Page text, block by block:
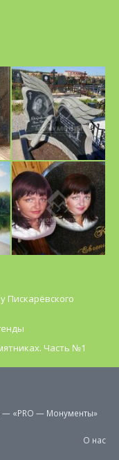
Пискарёвского
Часть №1
— «PRO — Монументы»
О нас